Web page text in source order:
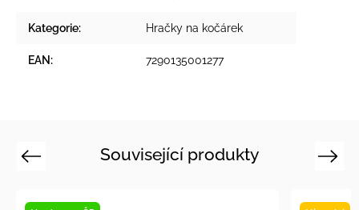
Kategorie: Hračky na kočárek
EAN: 7290135001277
Související produkty
Previous Next